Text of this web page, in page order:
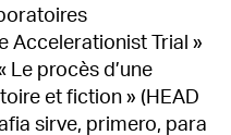
Accelerationist Trial »
Le procès d’une
et fiction » (HEAD
sirve, primero, para